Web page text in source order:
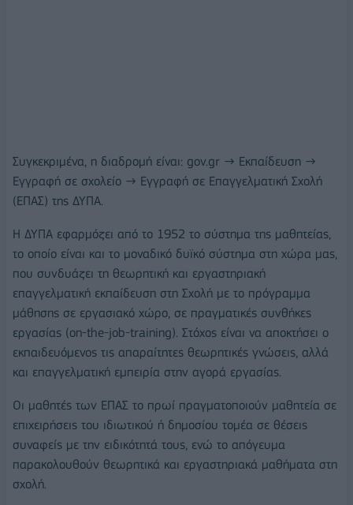
Συγκεκριμένα, η διαδρομή είναι: gov.gr → Εκπαίδευση →
Εγγραφή σε σχολείο → Εγγραφή σε Επαγγελματική Σχολή
(ΕΠΑΣ) της ΔΥΠΑ.
Η ΔΥΠΑ εφαρμόζει από το 1952 το σύστημα της μαθητείας,
το οποίο είναι και το μοναδικό δυϊκό σύστημα στη χώρα μας,
που συνδυάζει τη θεωρητική και εργαστηριακή
επαγγελματική εκπαίδευση στη Σχολή με το πρόγραμμα
μάθησης σε εργασιακό χώρο, σε πραγματικές συνθήκες
εργασίας (on-the-job-training). Στόχος είναι να αποκτήσει ο
εκπαιδευόμενος τις απαραίτητες θεωρητικές γνώσεις, αλλά
και επαγγελματική εμπειρία στην αγορά εργασίας.
Οι μαθητές των ΕΠΑΣ το πρωί πραγματοποιούν μαθητεία σε
επιχειρήσεις του ιδιωτικού ή δημοσίου τομέα σε θέσεις
συναφείς με την ειδικότητά τους, ενώ το απόγευμα
παρακολουθούν θεωρητικά και εργαστηριακά μαθήματα στη
σχολή.